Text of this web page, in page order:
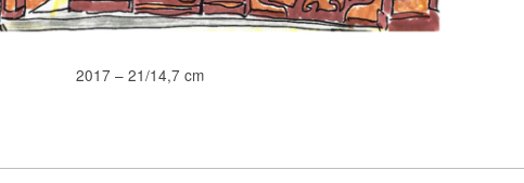
2017 – 21/14,7 cm